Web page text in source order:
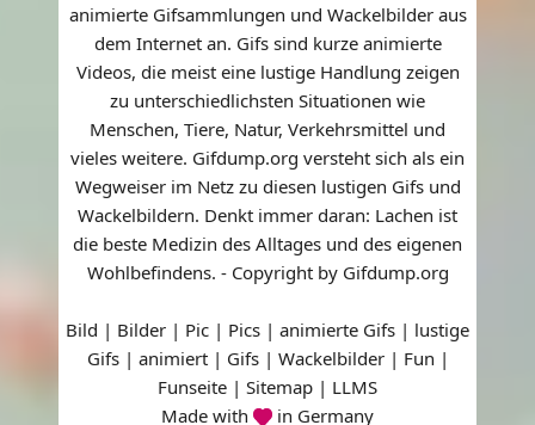
animierte Gifsammlungen und Wackelbilder aus
dem Internet an. Gifs sind kurze animierte
Videos, die meist eine lustige Handlung zeigen
zu unterschiedlichsten Situationen wie
Menschen, Tiere, Natur, Verkehrsmittel und
vieles weitere. Gifdump.org versteht sich als ein
Wegweiser im Netz zu diesen lustigen Gifs und
Wackelbildern. Denkt immer daran: Lachen ist
die beste Medizin des Alltages und des eigenen
Wohlbefindens. - Copyright by Gifdump.org
Bild | Bilder | Pic | Pics | animierte Gifs | lustige
Gifs | animiert | Gifs | Wackelbilder | Fun |
Funseite | Sitemap | LLMS
Made with
in Germany